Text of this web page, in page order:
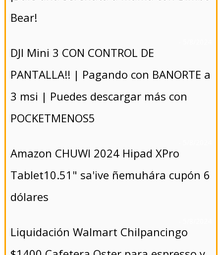
Bear!
DJI Mini 3 CON CONTROL DE
PANTALLA!! | Pagando con BANORTE a
3 msi | Puedes descargar más con
POCKETMENOS5
Amazon CHUWI 2024 Hipad XPro
Tablet10.51" sa'ive ñemuhára cupón 6
dólares
Liquidación Walmart Chilpancingo